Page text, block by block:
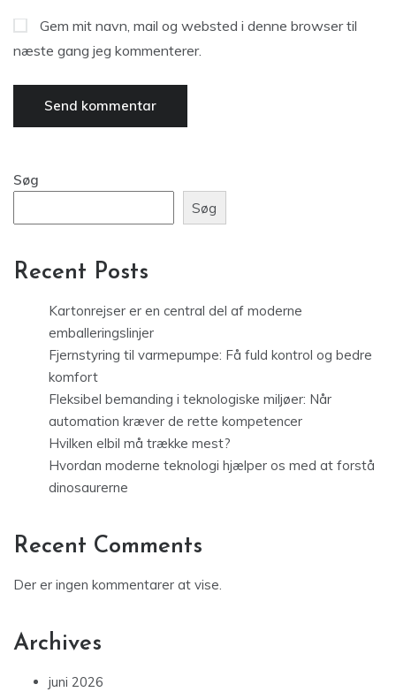
Gem mit navn, mail og websted i denne browser til
næste gang jeg kommenterer.
Søg
Søg
Recent Posts
Kartonrejser er en central del af moderne
emballeringslinjer
Fjernstyring til varmepumpe: Få fuld kontrol og bedre
komfort
Fleksibel bemanding i teknologiske miljøer: Når
automation kræver de rette kompetencer
Hvilken elbil må trække mest?
Hvordan moderne teknologi hjælper os med at forstå
dinosaurerne
Recent Comments
Der er ingen kommentarer at vise.
Archives
juni 2026